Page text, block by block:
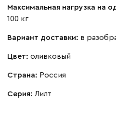
Букле
Максимальная нагрузка на
100 кг
Вариант доставки: в
Цвет: оливковый
Страна: Россия
Серия: Лилт